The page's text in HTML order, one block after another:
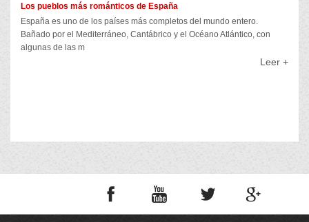
Los pueblos más románticos de España
España es uno de los países más completos del mundo entero.
Bañado por el Mediterráneo, Cantábrico y el Océano Atlántico, con
algunas de las m
Leer +